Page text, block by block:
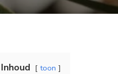
Inhoud toon